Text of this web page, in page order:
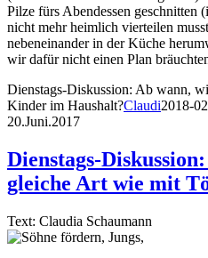
Pilze fürs Abendessen geschnitten
nicht mehr heimlich vierteilen
nebeneinander in der Küche
wir dafür nicht einen Plan
Dienstags-Diskussion: Ab wann,
Kinder im Haushalt?Claudi2018-
20.Juni.2017
Dienstags-
gleiche Art wie mit
Text: Claudia Schaumann